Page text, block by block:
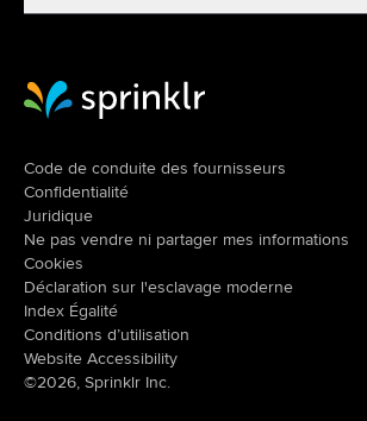
Sprinklr Website Home
Code de conduite des fournisseurs
Confidentialité
Juridique
Ne pas vendre ni partager mes informations
Cookies
Déclaration sur l'esclavage moderne
Index Égalité
Conditions d’utilisation
Website Accessibility
©2026, Sprinklr Inc.